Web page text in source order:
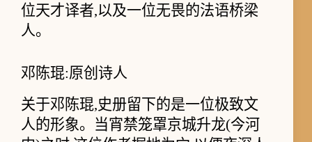
位天才译者,以及一位无畏的法语桥梁
人。
邓陈琨:原创诗人
关于邓陈琨,史册留下的是一位极致文
人的形象。当宵禁笼罩京城升龙(今河